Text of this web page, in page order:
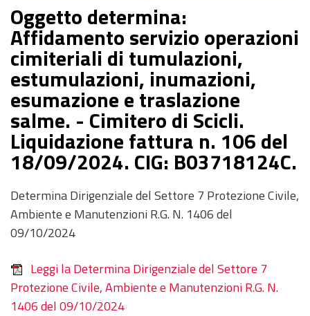
Oggetto determina:
Affidamento servizio operazioni
cimiteriali di tumulazioni,
estumulazioni, inumazioni,
esumazione e traslazione
salme. - Cimitero di Scicli.
Liquidazione fattura n. 106 del
18/09/2024. CIG: B03718124C.
Determina Dirigenziale del Settore 7 Protezione Civile,
Ambiente e Manutenzioni R.G. N. 1406 del
09/10/2024
Leggi la Determina Dirigenziale del Settore 7
Protezione Civile, Ambiente e Manutenzioni R.G. N.
1406 del 09/10/2024